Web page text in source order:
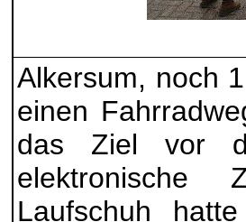
Alkersum, noch
einen
das Ziel vor
elektronische
Laufschuh